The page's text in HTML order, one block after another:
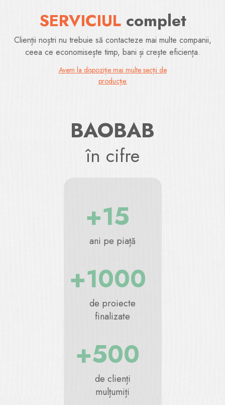
SERVICIULcomplet
Clienții noștri nu trebuie să contacteze mai multe companii,
ceea ce economisește timp, bani și crește eficiența.
Avem la dispoziție mai multe secții de
producție.
BAOBAB
în cifre
+15
ani pe piață
+1000
de proiecte
finalizate
+500
de clienți
mulțumiți